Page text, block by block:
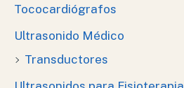
Tococardiógrafos
Ultrasonido Médico
Transductores